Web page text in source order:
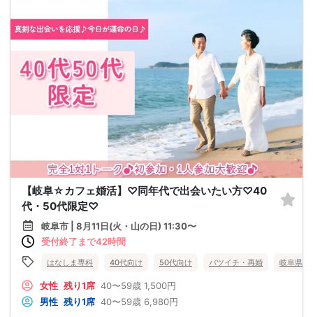
【岐阜☆カフェ婚活】♡同年代で出会いたい方♡40
代・50代限定♡
岐阜市 | 8月11日(火・山の日) 11:30〜
受付終了まで42時間
はなしま専科 40代向け 50代向け バツイチ・再婚 岐阜県
女性 残り1席 40〜59歳 1,500円
男性 残り1席 40〜59歳 6,980円